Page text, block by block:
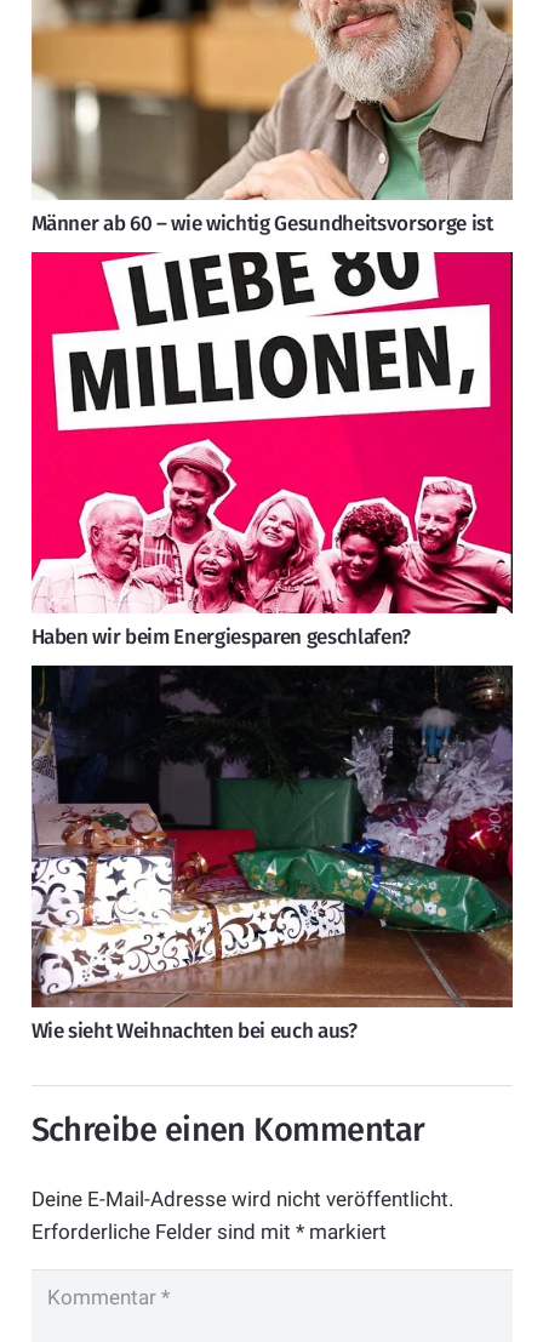
Männer ab 60 – wie wichtig Gesundheitsvorsorge ist
Haben wir beim Energiesparen geschlafen?
Wie sieht Weihnachten bei euch aus?
Schreibe einen Kommentar
Deine E-Mail-Adresse wird nicht veröffentlicht.
Erforderliche Felder sind mit *markiert